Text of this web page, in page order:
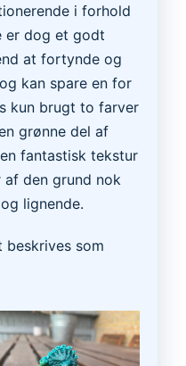
i forhold
er dog et godt
at fortynde og
kan spare en for
kun brugt to farver
grønne del af
fantastisk tekstur
den grund nok
lignende.
beskrives som